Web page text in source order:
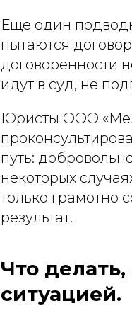
Еще один
пытаются
договоренности
идут в суд, не
Юристы ООО
путь:
некоторых
только грамотно
результат.
Что
ситуацией.